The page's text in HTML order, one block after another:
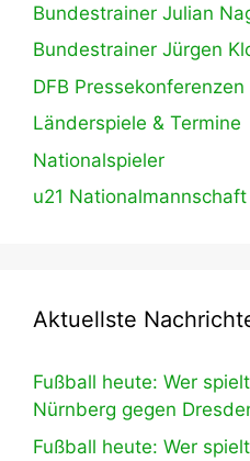
Bundestrainer Julian
Bundestrainer Jürgen
DFB Pressekonferenzen
Länderspiele & Termine
Nationalspieler
u21 Nationalmannschaft
Aktuellste
Fußball heute: Wer
Nürnberg gegen
Fußball heute: Wer